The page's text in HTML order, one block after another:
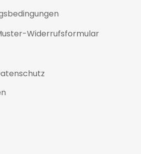
Widerrufsformular